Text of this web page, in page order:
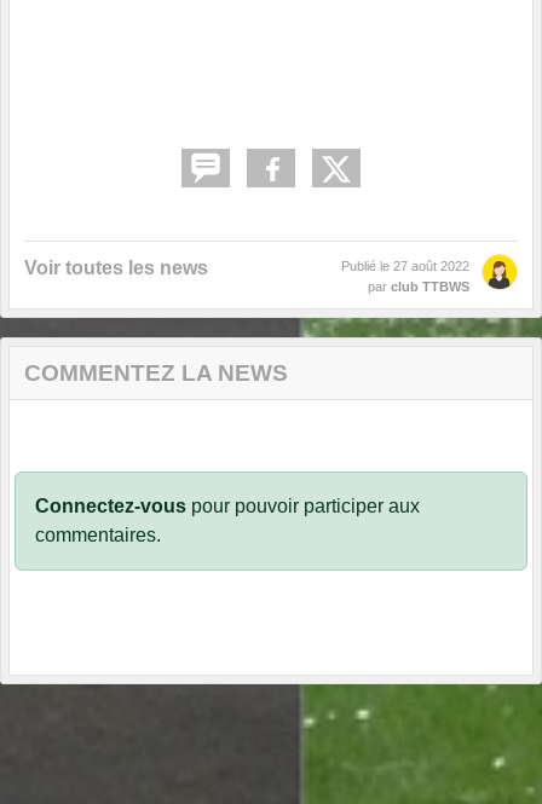
Voir toutes les news Publié le 27 août 2022
par club TTBWS
COMMENTEZ LA NEWS
Connectez-vous pour pouvoir participer aux
commentaires.